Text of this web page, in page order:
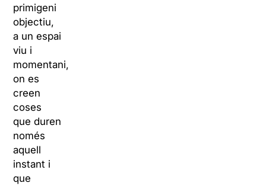
primigeni
objectiu,
a un espai
viu i
momentani,
on es
creen
coses
que duren
només
aquell
instant i
que